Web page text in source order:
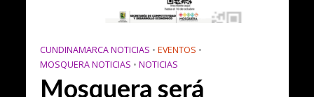
CUNDINAMARCA NOTICIAS • EVENTOS •
MOSQUERA NOTICIAS • NOTICIAS
Mosquera será